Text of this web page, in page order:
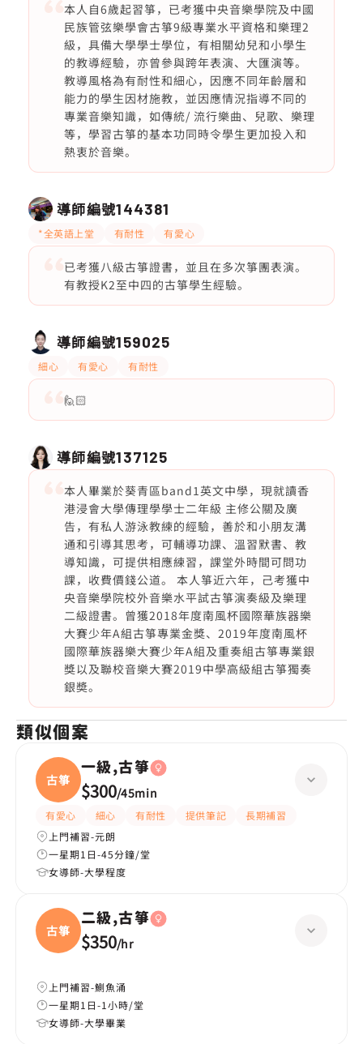
本人自6歲起習箏，已考獲中央音樂學院及中國
民族管弦樂學會古箏9級專業水平資格和樂理2
級，具備大學學士學位，有相關幼兒和小學生
的教導經驗，亦曾參與跨年表演、大匯演等。
教導風格為有耐性和細心，因應不同年齡層和
能力的學生因材施教，並因應情況指導不同的
專業音樂知識，如傳統/ 流行樂曲、兒歌、樂理
等，學習古箏的基本功同時令學生更加投入和
熱衷於音樂。
導師編號144381
*全英語上堂 有耐性 有愛心
已考獲八級古箏證書，並且在多次箏團表演。
有教授K2至中四的古箏學生經驗。
導師編號159025
細心 有愛心 有耐性
🙋🏻
導師編號137125
本人畢業於葵青區band1英文中學，現就讀香
港浸會大學傳理學學士二年級 主修公關及廣
告，有私人游泳教練的經驗，善於和小朋友溝
通和引導其思考，可輔導功課、溫習默書、教
導知識，可提供相應練習，課堂外時間可問功
課，收費價錢公道。 本人箏近六年，己考獲中
央音樂學院校外音樂水平試古箏演奏級及樂理
二級證書。曾獲2018年度南風杯國際華族器樂
大賽少年A組古箏專業金獎、2019年度南風杯
國際華族器樂大賽少年A組及重奏組古箏專業銀
獎以及聯校音樂大賽2019中學高級組古箏獨奏
銀奬。
類似個案
古箏
一級,古箏
$300/45min
有愛心 細心 有耐性 提供筆記
長期補習
上門補習-元朗
一星期1日-45分鐘/堂
女導師-大學程度
古箏
二級,古箏
$350/hr
上門補習-鰂魚涌
一星期1日-1小時/堂
女導師-大學畢業